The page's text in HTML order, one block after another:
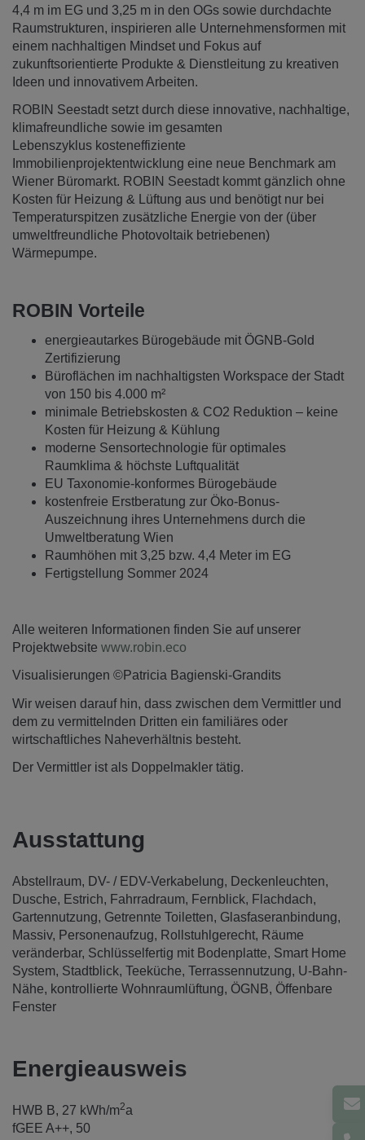
4,4 m im EG und 3,25 m in den OGs sowie durchdachte
Raumstrukturen, inspirieren alle Unternehmensformen mit
einem nachhaltigen Mindset und Fokus auf
zukunftsorientierte Produkte & Dienstleitung zu kreativen
Ideen und innovativem Arbeiten.
ROBIN Seestadt setzt durch diese innovative, nachhaltige,
klimafreundliche sowie im gesamten
Lebenszyklus kosteneffiziente
Immobilienprojektentwicklung eine neue Benchmark am
Wiener Büromarkt. ROBIN Seestadt kommt gänzlich ohne
Kosten für Heizung & Lüftung aus und benötigt nur bei
Temperaturspitzen zusätzliche Energie von der (über
umweltfreundliche Photovoltaik betriebenen)
Wärmepumpe.
ROBIN Vorteile
energieautarkes Bürogebäude mit ÖGNB-Gold
Zertifizierung
Büroflächen im nachhaltigsten Workspace der Stadt
von 150 bis 4.000 m²
minimale Betriebskosten & CO2 Reduktion – keine
Kosten für Heizung & Kühlung
moderne Sensortechnologie für optimales
Raumklima & höchste Luftqualität
EU Taxonomie-konformes Bürogebäude
kostenfreie Erstberatung zur Öko-Bonus-
Auszeichnung ihres Unternehmens durch die
Umweltberatung Wien
Raumhöhen mit 3,25 bzw. 4,4 Meter im EG
Fertigstellung Sommer 2024
Alle weiteren Informationen finden Sie auf unserer
Projektwebsite www.robin.eco
Visualisierungen ©Patricia Bagienski-Grandits
Wir weisen darauf hin, dass zwischen dem Vermittler und
dem zu vermittelnden Dritten ein familiäres oder
wirtschaftliches Naheverhältnis besteht.
Der Vermittler ist als Doppelmakler tätig.
Ausstattung
Abstellraum DV- / EDV-Verkabelung
Deckenleuchten
Dusche
Estrich Fahrradraum Fernblick
Flachdach
Gartennutzung Getrennte Toiletten Glasfaseranbindung
Massiv
Personenaufzug Rollstuhlgerecht
Räume
veränderbar Schlüsselfertig mit Bodenplatte Smart Home
System Stadtblick Teeküche Terrassennutzung U-Bahn-
Nähe
kontrollierte Wohnraumlüftung ÖGNB Öffenbare
Fenster
Energieausweis
HWB B, 27 kWh/m2a
fGEE A++, 50